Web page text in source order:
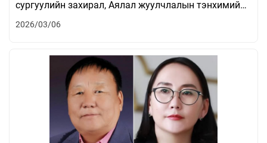
сургуулийн захирал, Аялал жуулчлалын тэнхимийн
эрхлэгч М.Довуучийн судалгааны өгүүлэл олон
2026/03/06